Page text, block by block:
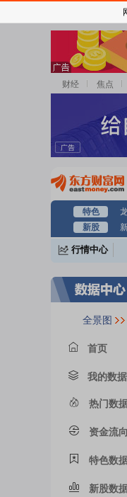
财经 焦点
特色
新股
行情中心
全景图
首页
我的数据
热门数
资金流向
特色数
新股数